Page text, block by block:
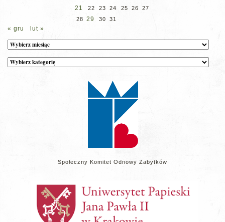
21 22 23 24 25 26
27
28 29 30 31
« gru lut »
Archiwum
Kategorie
wpisów
Społeczny Komitet Odnowy Zabytków